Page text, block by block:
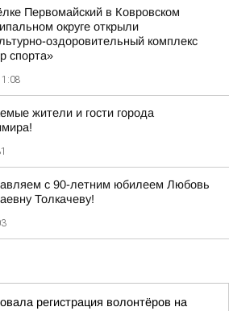
Первомайский в Ковровском
округе открыли
оздоровительный комплекс
спорта»
жители и гости города
с 90-летним юбилеем Любовь
Толкачеву!
регистрация волонтёров на